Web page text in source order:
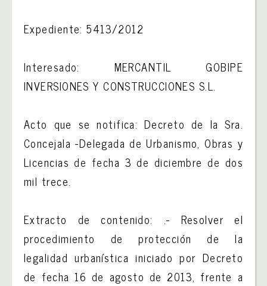
Expediente: 5413/2012
Interesado: MERCANTIL GOBIPE
INVERSIONES Y CONSTRUCCIONES S.L.
Acto que se notifica: Decreto de la Sra.
Concejala -Delegada de Urbanismo, Obras y
Licencias de fecha 3 de diciembre de dos
mil trece.
Extracto de contenido: .- Resolver el
procedimiento de protección de la
legalidad urbanística iniciado por Decreto
de fecha 16 de agosto de 2013, frente a